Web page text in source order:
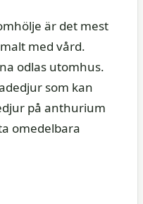
är det mest
med vård.
odlas utomhus.
som kan
på anthurium
omedelbara